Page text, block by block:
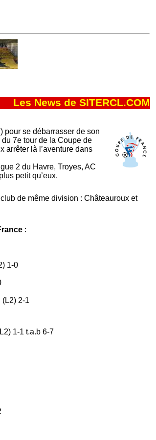
Les News de SITERCL.COM
pour se débarrasser de son
7e tour de la Coupe de
arrêter là l’aventure dans
2 du Havre, Troyes, AC
petit qu’eux.
de même division : Châteauroux et
:
1-0
(L2) 2-1
1-1 t.a.b 6-7